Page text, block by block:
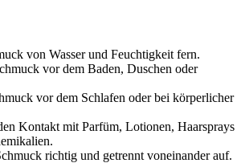
von Wasser und Feuchtigkeit fern.
vor dem Baden, Duschen oder
vor dem Schlafen oder bei körperlicher
Kontakt mit Parfüm, Lotionen, Haarsprays
richtig und getrennt voneinander auf.